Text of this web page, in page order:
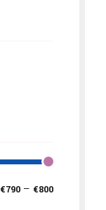
€790 — €800